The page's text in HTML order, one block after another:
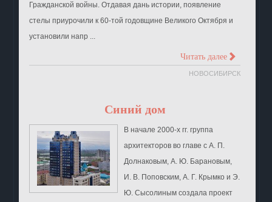
Гражданской войны. Отдавая дань истории, появление
стелы приурочили к 60-той годовщине Великого Октября и
установили напр ...
Читать далее >
НОВОСИБИРСК
Синий дом
В начале 2000-х гг. группа
архитекторов во главе с А. П.
Долнаковым, А. Ю. Барановым,
И. В. Поповским, А. Г. Крымко и Э.
Ю. Сысолиным создала проект